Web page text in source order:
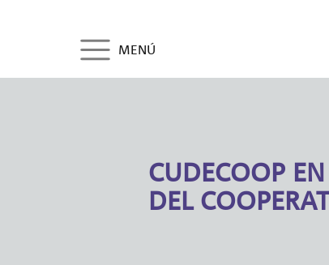
MENÚ
CUDECOOP
DEL